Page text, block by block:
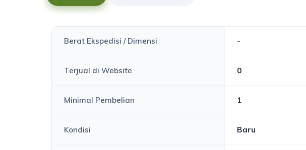
Berat Ekspedisi / Dimensi -
Terjual di Website 0
Minimal Pembelian 1
Kondisi Baru